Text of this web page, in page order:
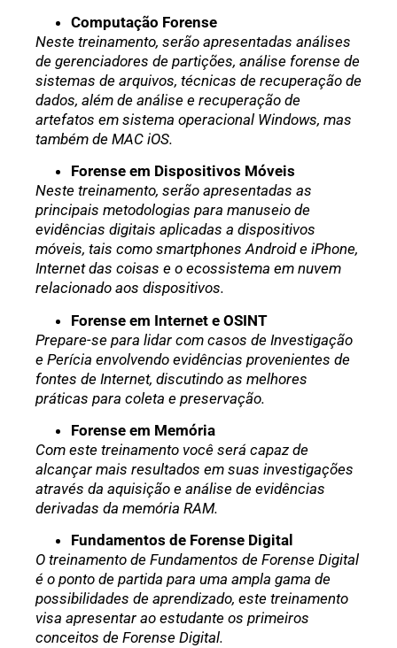
Computação Forense
Neste treinamento, serão apresentadas análises
de gerenciadores de partições, análise forense de
sistemas de arquivos, técnicas de recuperação de
dados, além de análise e recuperação de
artefatos em sistema operacional Windows, mas
também de MAC iOS.
Forense em Dispositivos Móveis
Neste treinamento, serão apresentadas as
principais metodologias para manuseio de
evidências digitais aplicadas a dispositivos
móveis, tais como smartphones Android e iPhone,
Internet das coisas e o ecossistema em nuvem
relacionado aos dispositivos.
Forense em Internet e OSINT
Prepare-se para lidar com casos de Investigação
e Perícia envolvendo evidências provenientes de
fontes de Internet, discutindo as melhores
práticas para coleta e preservação.
Forense em Memória
Com este treinamento você será capaz de
alcançar mais resultados em suas investigações
através da aquisição e análise de evidências
derivadas da memória RAM.
Fundamentos de Forense Digital
O treinamento de Fundamentos de Forense Digital
é o ponto de partida para uma ampla gama de
possibilidades de aprendizado, este treinamento
visa apresentar ao estudante os primeiros
conceitos de Forense Digital.